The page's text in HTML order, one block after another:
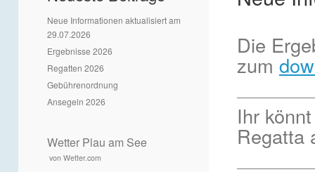
Neue Informationen aktualisiert am
29.07.2026
Ergebnisse 2026
Regatten 2026
Gebührenordnung
Ansegeln 2026
Wetter Plau am See
von Wetter.com
Die
zum
Ihr
Regatta